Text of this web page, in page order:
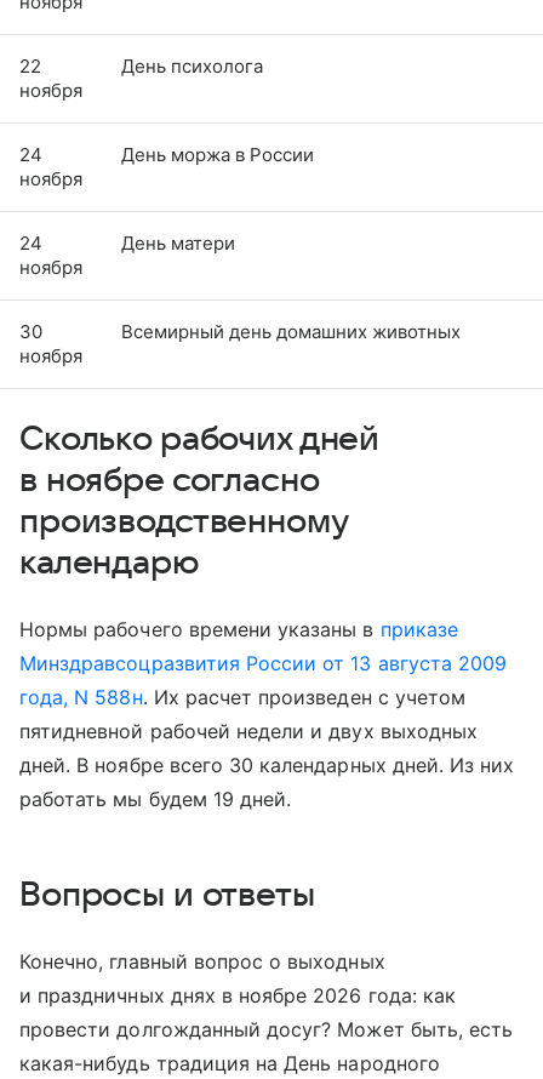
22
ноября
День психолога
24
ноября
День моржа в России
24
ноября
День матери
30
ноября
Всемирный день домашних животных
Сколько рабочих дней
в ноябре согласно
производственному
календарю
Нормы рабочего времени указаны в приказе
Минздравсоцразвития России от 13 августа 2009
года, N 588н. Их расчет произведен с учетом
пятидневной рабочей недели и двух выходных
дней. В ноябре всего 30 календарных дней. Из них
работать мы будем 19 дней.
Вопросы и ответы
Конечно, главный вопрос о выходных
и праздничных днях в ноябре 2026 года: как
провести долгожданный досуг? Может быть, есть
какая-нибудь традиция на День народного